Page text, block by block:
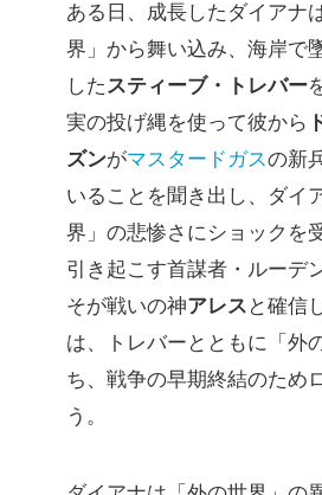
ある日、成長したダイアナ
界」から舞い込み、海岸で
したスティーブ・トレバー
実の投げ縄を使って彼から
ズンがマスタードガスの新
いることを聞き出し、ダイ
界」の悲惨さにショックを
引き起こす首謀者・ルーデ
そが戦いの神アレス と確信
は、トレバーとともに「外
ち、戦争の早期終結のため
う。